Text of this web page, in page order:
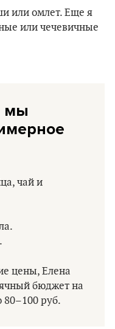
или омлет. Еще я
или чечевичные
мы
чай и
цены, Елена
бюджет на
80–100 руб.